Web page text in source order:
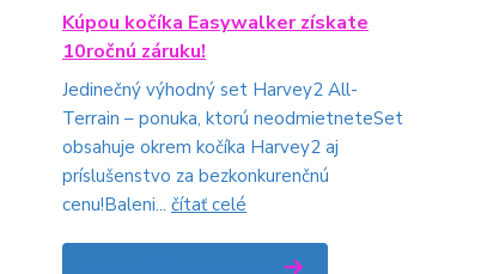
Kúpou kočíka Easywalker získate
10ročnú záruku!
Jedinečný výhodný set Harvey2 All-
Terrain – ponuka, ktorú neodmietneteSet
obsahuje okrem kočíka Harvey2 aj
príslušenstvo za bezkonkurenčnú
cenu!Baleni... čítať celé